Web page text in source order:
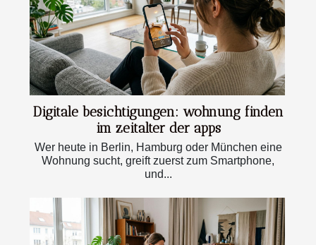
Digitale besichtigungen: wohnung finden
im zeitalter der apps
Wer heute in Berlin, Hamburg oder München eine
Wohnung sucht, greift zuerst zum Smartphone,
und...